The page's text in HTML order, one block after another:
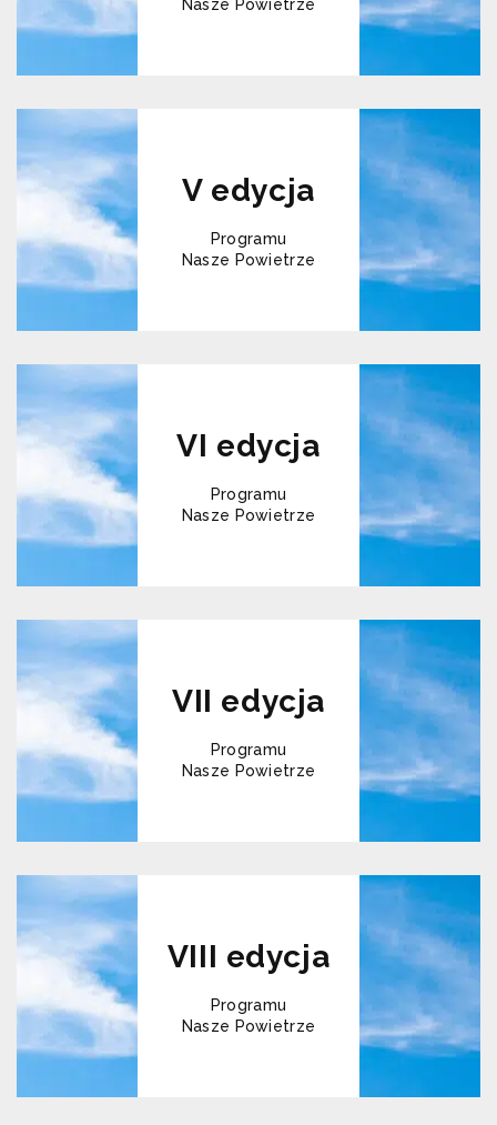
Nasze Powietrze
V edycja
Programu
Nasze Powietrze
VI edycja
Programu
Nasze Powietrze
VII edycja
Programu
Nasze Powietrze
VIII edycja
Programu
Nasze Powietrze